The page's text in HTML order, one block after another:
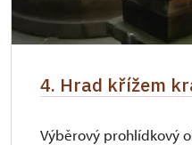
4. Hrad křížem
Výběrový prohlídkový